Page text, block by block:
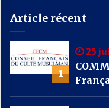
Article récent
1
25